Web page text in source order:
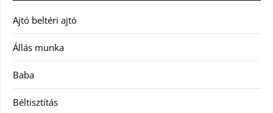
Ajtó beltéri ajtó
Állás munka
Baba
Béltisztítás